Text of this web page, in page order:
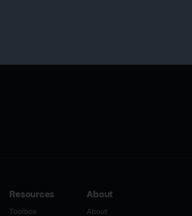
Resources
Toolbox
About
About